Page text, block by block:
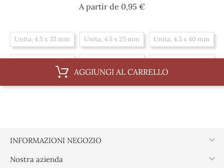
A partir de 0,95 €Prezzo
Unita, 4.5 x 35 mm Unita, 4.5 x 25 mm Unita, 4.5 x 40 mm
Scatola, 4.5 x 25 mm Scatola, 4.5 x 40 mm
AGGIUNGI AL CARRELLO
INFORMAZIONI NEGOZIO 
Nostra azienda 